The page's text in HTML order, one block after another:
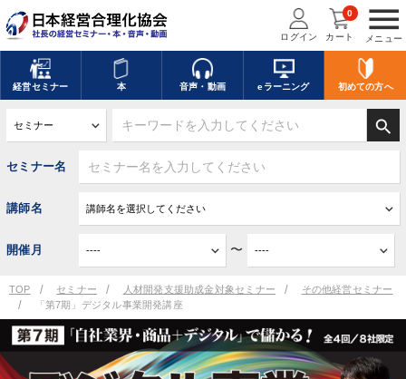
menu
メニュー
ログイン カート
0
経営セミナー 本 音声・動画 eラーニング 初めての方へ
search
セミナー名
講師名
開催月 〜
TOP セミナー 人材開発支援助成金対象セミナー
その他経営セミナー
「第7期」デジタル事業開発講座